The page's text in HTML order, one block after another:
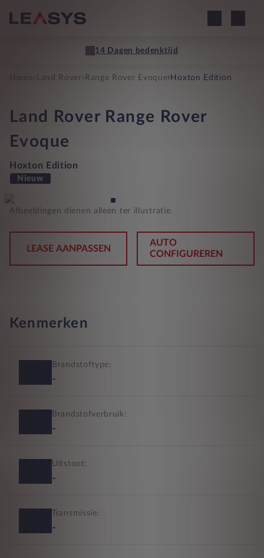
14 Dagen bedenktijd
Home Land Rover› Range Rover Evoque› Hoxton Edition
Land Rover Range Rover
Evoque
Hoxton Edition
Nieuw
Afbeeldingen dienen alleen ter illustratie.
LEASE AANPASSEN
AUTO
CONFIGUREREN
Kenmerken
Brandstoftype:
-
Brandstofverbruik:
-
Uitstoot:
-
Transmissie:
-